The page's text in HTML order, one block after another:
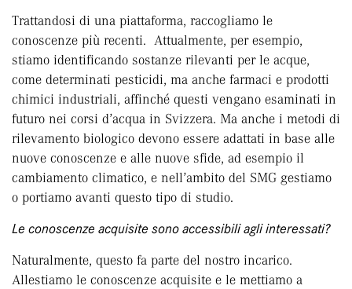
Trattandosi di una piattaforma, raccogliamo le
conoscenze più recenti. Attualmente, per esempio,
stiamo identificando sostanze rilevanti per le acque,
come determinati pesticidi, ma anche farmaci e prodotti
chimici industriali, affinché questi vengano esaminati in
futuro nei corsi d’acqua in Svizzera. Ma anche i metodi di
rilevamento biologico devono essere adattati in base alle
nuove conoscenze e alle nuove sfide, ad esempio il
cambiamento climatico, e nell’ambito del SMG gestiamo
o portiamo avanti questo tipo di studio.
Le conoscenze acquisite sono accessibili agli interessati?
Naturalmente, questo fa parte del nostro incarico.
Allestiamo le conoscenze acquisite e le mettiamo a